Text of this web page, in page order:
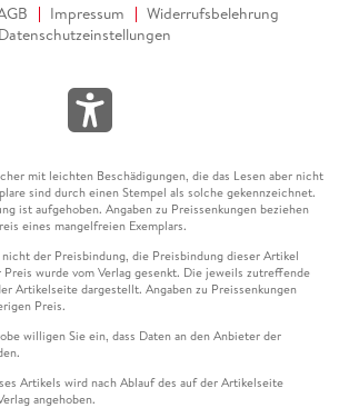
Impressum
Widerrufsbelehrung
Datenschutzeinstellungen
mit leichten Beschädigungen, die das Lesen aber nicht
sind durch einen Stempel als solche gekennzeichnet.
ist aufgehoben. Angaben zu Preissenkungen beziehen
eines mangelfreien Exemplars.
der Preisbindung, die Preisbindung dieser Artikel
wurde vom Verlag gesenkt. Die jeweils zutreffende
Artikelseite dargestellt. Angaben zu Preissenkungen
Preis.
willigen Sie ein, dass Daten an den Anbieter der
Artikels wird nach Ablauf des auf der Artikelseite
angehoben.